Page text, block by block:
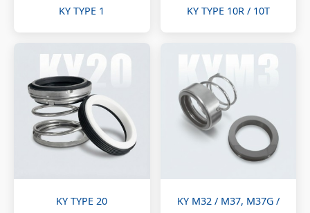
KY TYPE 1 KY TYPE 10R / 10T
KY TYPE 20
KY M32 / M37, M37G /